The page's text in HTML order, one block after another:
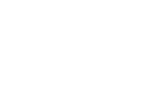
selengkapnya